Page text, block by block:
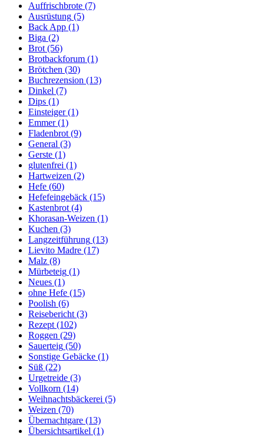
Auffrischbrote (7)
Ausrüstung (5)
Back App (1)
Biga (2)
Brot (56)
Brotbackforum (1)
Brötchen (30)
Buchrezension (13)
Dinkel (7)
Dips (1)
Einsteiger(1)
Emmer(1)
Fladenbrot (9)
General (3)
Gerste (1)
glutenfrei (1)
Hartweizen (2)
Hefe (60)
Hefefeingebäck (15)
Kastenbrot (4)
Khorasan-Weizen (1)
Kuchen (3)
Langzeitführung (13)
Lievito Madre (17)
Malz (8)
Mürbeteig (1)
Neues (1)
ohne Hefe (15)
Poolish (6)
Reisebericht (3)
Rezept (102)
Roggen (29)
Sauerteig (50)
Sonstige Gebäcke (1)
Süß (22)
Urgetreide (3)
Vollkorn (14)
Weihnachtsbäckerei (5)
Weizen (70)
Übernachtgare (13)
Übersichtsartikel (1)